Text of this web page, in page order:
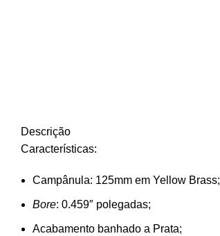
Descrição
Características:
Campânula: 125mm em Yellow Brass;
Bore: 0.459″ polegadas;
Acabamento banhado a Prata;